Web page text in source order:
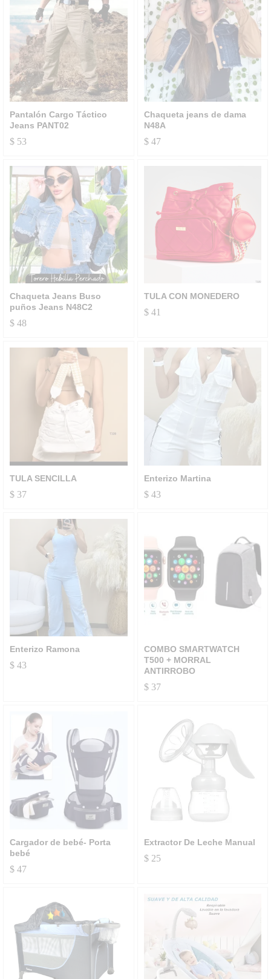
Pantalón Cargo Táctico
Jeans PANT02
$ 53
Chaqueta jeans de dama
N48A
$47
Chaqueta Jeans Buso
puños Jeans N48C2
$ 48
TULA CON MONEDERO
$41
TULA SENCILLA
$ 37
Enterizo Martina
$43
Enterizo Ramona
$ 43
COMBO SMARTWATCH
T500 + MORRAL
ANTIRROBO
$37
Cargador de bebé- Porta
bebé
$ 47
Extractor De Leche Manual
$25